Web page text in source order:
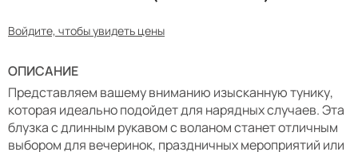
Войдите, чтобы увидеть цены
ОПИСАНИЕ
Представляем вашему вниманию изысканную тунику,
которая идеально подойдет для нарядных случаев. Эта
блузка с длинным рукавом с воланом станет отличным
выбором для вечеринок, праздничных мероприятий или